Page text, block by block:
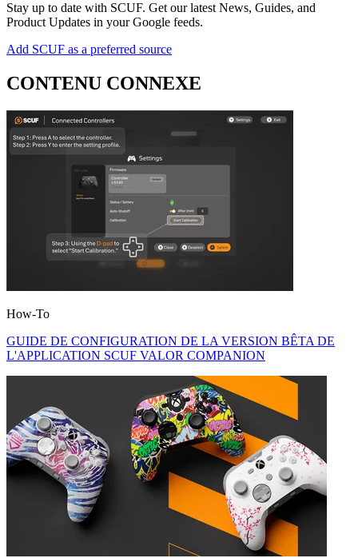
Stay up to date with SCUF. Get our latest News, Guides, and
Product Updates in your Google feeds.
Add SCUF as a preferred source
CONTENU CONNEXE
How-To
GUIDE DE CONFIGURATION DE LA VERSION BÊTA DE
L'APPLICATION SCUF VALOR COMPANION